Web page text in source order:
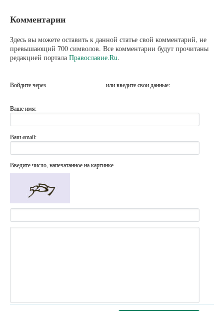
Комментарии
Здесь вы можете оставить к данной статье свой комментарий, не
превышающий 700 символов. Все комментарии будут прочитаны
редакцией портала Православие.Ru.
Войдите через или введите свои данные:
Ваше имя:
Ваш email:
Введите число, напечатанное на картинке